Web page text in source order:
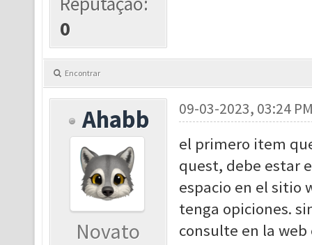
0
Encontrar
Ahabb
Novato
09-03-2023, 03:24
el primero item
quest, debe estar
espacio en el sitio
tenga opiciones.
consulte en la web